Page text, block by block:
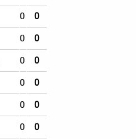
0 0
0 0
0 0
0 0
0 0
0 0